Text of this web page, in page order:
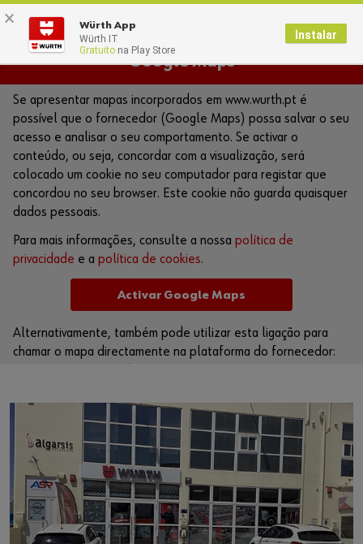
Google Maps
Se apresentar mapas incorporados em www.wurth.pt é
possível que o fornecedor (Google Maps) possa salvar o seu
acesso e analisar o seu comportamento. Se activar o
conteúdo, ou seja, concordar com a visualização, será
colocado um cookie no seu computador para registar que
concordou no seu browser. Este cookie não guarda quaisquer
dados pessoais.
Para mais informações, consulte a nossa política de
privacidade e a política de cookies.
Activar Google Maps
Alternativamente, também pode utilizar esta ligação para
chamar o mapa directamente na plataforma do fornecedor:
× Würth App
Würth IT
Gratuito na Play Store
Instalar